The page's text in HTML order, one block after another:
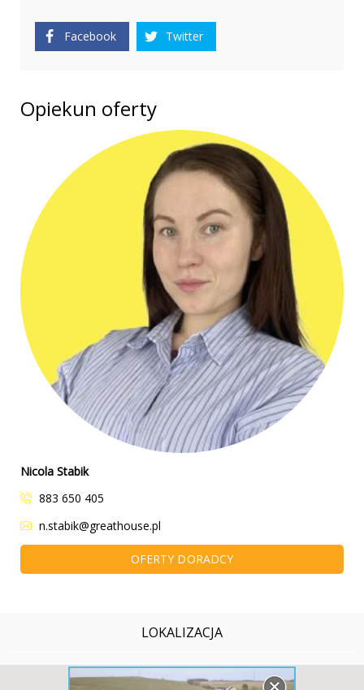
Facebook Twitter
Opiekun oferty
Nicola Stabik
883 650 405
n.stabik@greathouse.pl
OFERTY DORADCY
LOKALIZACJA